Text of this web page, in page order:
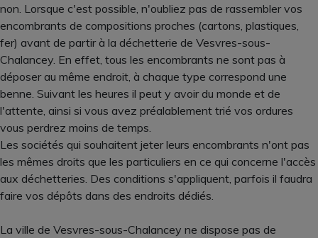
non. Lorsque c'est possible, n'oubliez pas de rassembler vos
encombrants de compositions proches (cartons, plastiques,
fer) avant de partir à la déchetterie de Vesvres-sous-
Chalancey. En effet, tous les encombrants ne sont pas à
déposer au même endroit, à chaque type correspond une
benne. Suivant les heures il peut y avoir du monde et de
l'attente, ainsi si vous avez préalablement trié vos ordures
vous perdrez moins de temps.
Les sociétés qui souhaitent jeter leurs encombrants n'ont pas
les mêmes droits que les particuliers en ce qui concerne l'accès
aux déchetteries. Des conditions s'appliquent, parfois il faudra
faire vos dépôts dans des endroits dédiés.
La ville de Vesvres-sous-Chalancey ne dispose pas de